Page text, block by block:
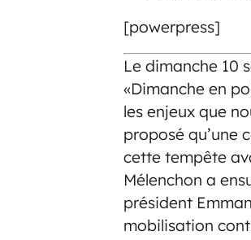
[powerpress]
Le dimanche 10
«Dimanche en
les enjeux que
proposé qu’une
cette tempête
Mélenchon a
président
mobilisation